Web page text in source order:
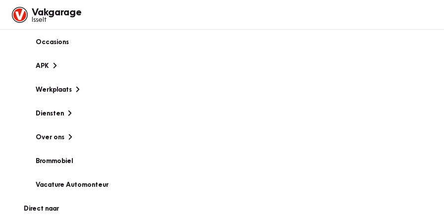
Vakgarage
Isselt
Occasions
APK
Werkplaats
Diensten
Over ons
Brommobiel
Vacature Automonteur
Direct naar